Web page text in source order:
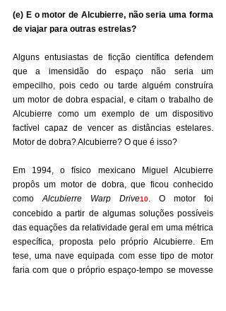
(e) E o motor de Alcubierre, não seria uma forma
de viajar para outras estrelas?
Alguns entusiastas de ficção científica defendem
que a imensidão do espaço não seria um
empecilho, pois cedo ou tarde alguém construíra
um motor de dobra espacial, e citam o trabalho de
Alcubierre como um exemplo de um dispositivo
factível capaz de vencer as distâncias estelares.
Motor de dobra? Alcubierre? O que é isso?
Em 1994, o físico mexicano Miguel Alcubierre
propôs um motor de dobra, que ficou conhecido
como Alcubierre Warp Drive10. O motor foi
concebido a partir de algumas soluções possíveis
das equações da relatividade geral em uma métrica
específica, proposta pelo próprio Alcubierre. Em
tese, uma nave equipada com esse tipo de motor
faria com que o próprio espaço-tempo se movesse